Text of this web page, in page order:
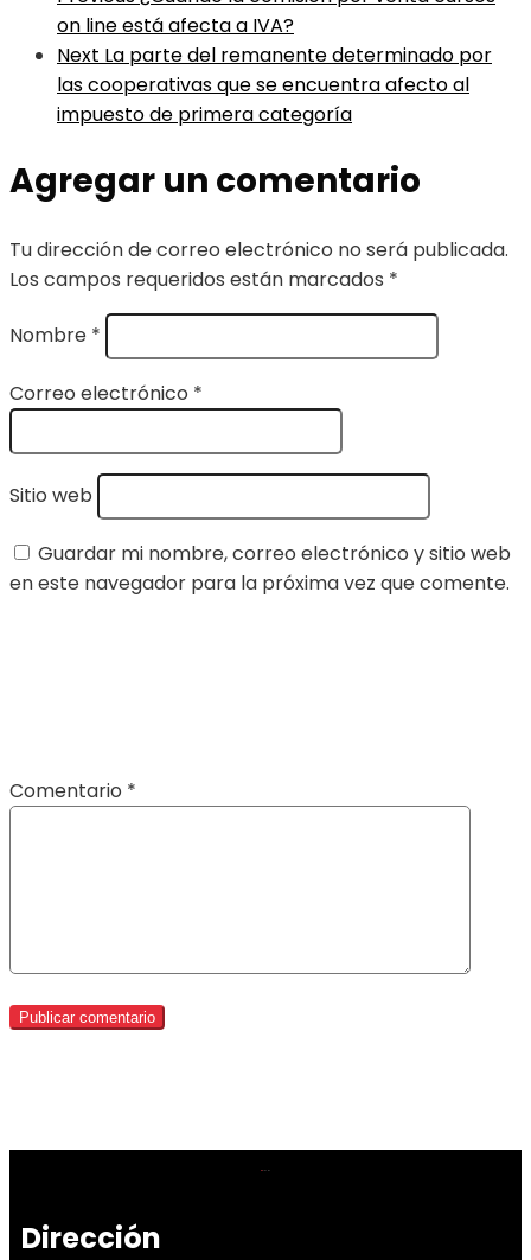
on line está afecta a IVA?
Next La parte del remanente determinado por
las cooperativas que se encuentra afecto al
impuesto de primera categoría
Agregar un comentario
Tu dirección de correo electrónico no será publicada.
Los campos requeridos están marcados *
Nombre *
Correo electrónico *
Sitio web
Guardar mi nombre, correo electrónico y sitio web
en este navegador para la próxima vez que comente.
Comentario *
Dirección